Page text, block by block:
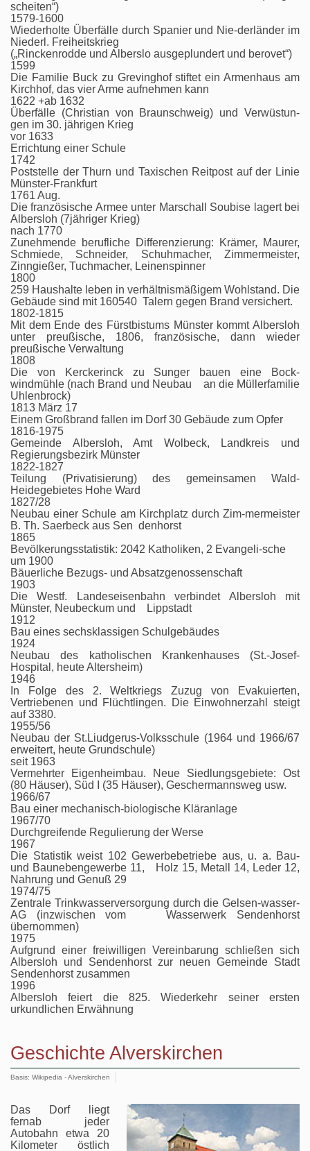
scheiten“)
1579-1600
Wiederholte Überfälle durch Spanier und Nie-derländer im
Niederl. Freiheitskrieg
(„Rinckenrodde und Alberslo ausgeplundert und berovet“)
1599
Die Familie Buck zu Grevinghof stiftet ein Armenhaus am
Kirchhof, das vier Arme aufnehmen kann
1622 +ab 1632
Überfälle (Christian von Braunschweig) und Verwüstun-
gen im 30. jährigen Krieg
vor 1633
Errichtung einer Schule
1742
Poststelle der Thurn und Taxischen Reitpost auf der Linie
Münster-Frankfurt
1761 Aug.
Die französische Armee unter Marschall Soubise lagert bei
Albersloh (7jähriger Krieg)
nach 1770
Zunehmende berufliche Differenzierung: Krämer, Maurer,
Schmiede, Schneider, Schuhmacher, Zimmermeister,
Zinngießer, Tuchmacher, Leinenspinner
1800
259 Haushalte leben in verhältnismäßigem Wohlstand. Die
Gebäude sind mit 160540 Talern gegen Brand versichert.
1802-1815
Mit dem Ende des Fürstbistums Münster kommt Albersloh
unter preußische, 1806, französische, dann wieder
preußische Verwaltung
1808
Die von Kerckerinck zu Sunger bauen eine Bock-
windmühle (nach Brand und Neubau an die Müllerfamilie
Uhlenbrock)
1813 März 17
Einem Großbrand fallen im Dorf 30 Gebäude zum Opfer
1816-1975
Gemeinde Albersloh, Amt Wolbeck, Landkreis und
Regierungsbezirk Münster
1822-1827
Teilung (Privatisierung) des gemeinsamen Wald-
Heidegebietes Hohe Ward
1827/28
Neubau einer Schule am Kirchplatz durch Zim-mermeister
B. Th. Saerbeck aus Sen denhorst
1865
Bevölkerungsstatistik: 2042 Katholiken, 2 Evangeli-sche
um 1900
Bäuerliche Bezugs- und Absatzgenossenschaft
1903
Die Westf. Landeseisenbahn verbindet Albersloh mit
Münster, Neubeckum und Lippstadt
1912
Bau eines sechsklassigen Schulgebäudes
1924
Neubau des katholischen Krankenhauses (St.-Josef-
Hospital, heute Altersheim)
1946
In Folge des 2. Weltkriegs Zuzug von Evakuierten,
Vertriebenen und Flüchtlingen. Die Einwohnerzahl steigt
auf 3380.
1955/56
Neubau der St.Liudgerus-Volksschule (1964 und 1966/67
erweitert, heute Grundschule)
seit 1963
Vermehrter Eigenheimbau. Neue Siedlungsgebiete: Ost
(80 Häuser), Süd I (35 Häuser), Geschermannsweg usw.
1966/67
Bau einer mechanisch-biologische Kläranlage
1967/70
Durchgreifende Regulierung der Werse
1967
Die Statistik weist 102 Gewerbebetriebe aus, u. a. Bau-
und Baunebengewerbe 11, Holz 15, Metall 14, Leder 12,
Nahrung und Genuß 29
1974/75
Zentrale Trinkwasserversorgung durch die Gelsen-wasser-
AG (inzwischen vom Wasserwerk Sendenhorst
übernommen)
1975
Aufgrund einer freiwilligen Vereinbarung schließen sich
Albersloh und Sendenhorst zur neuen Gemeinde Stadt
Sendenhorst zusammen
1996
Albersloh feiert die 825. Wiederkehr seiner ersten
urkundlichen Erwähnung
Geschichte Alverskirchen
Basis: Wikipedia - Alverskirchen
Das Dorf liegt
fernab jeder
Autobahn etwa 20
Kilometer östlich